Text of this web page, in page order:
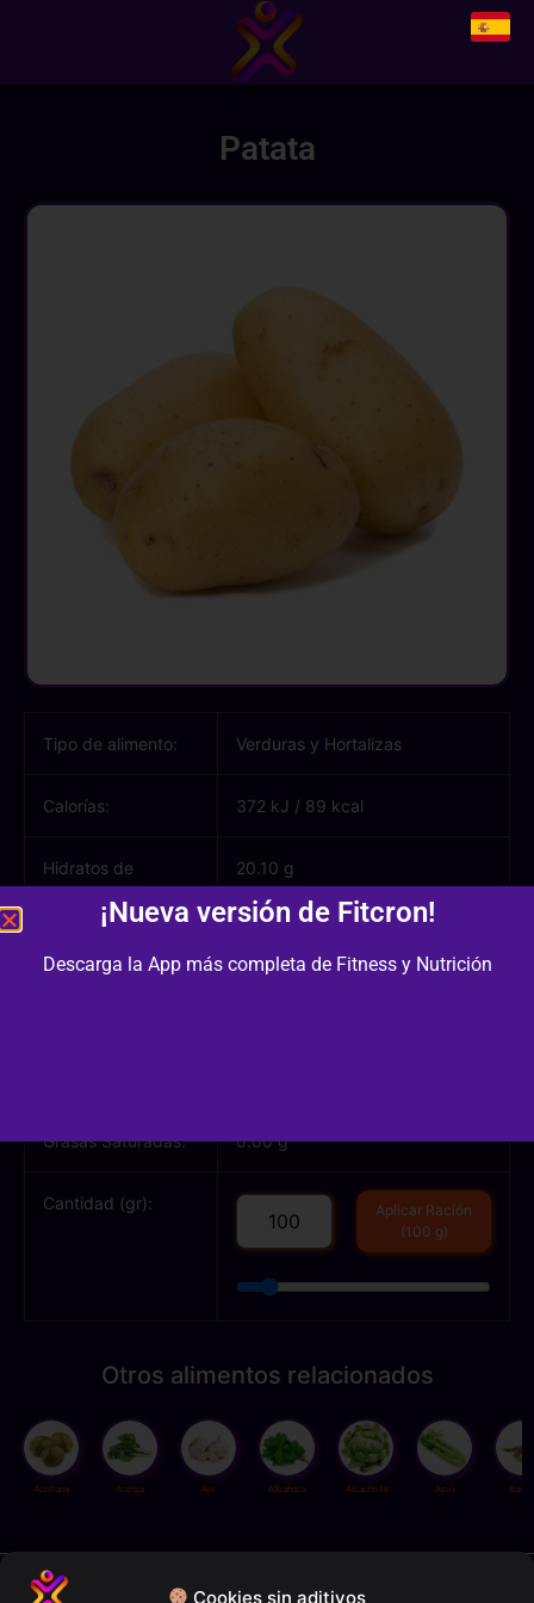
Cookies sin aditivos
Patata
Tipo de alimento: Verduras y Hortalizas
Calorías: 372 kJ / 89 kcal
Hidratos de
carbono:
20.10 g
Azúcares: 0.90 g
Grasas Saturadas: 0.00 g
Cantidad (gr):
Aplicar Ración
(100 g)
Otros alimentos relacionados
Aceituna Acelga Ajo Albahaca Alcachofa Apio
¡Nueva versión de Fitcron!
Descarga la App más completa de Fitness y Nutrición